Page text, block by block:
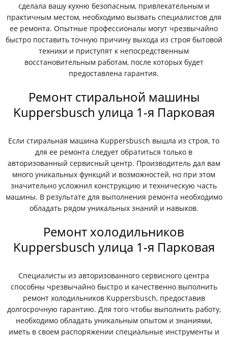
сделала вашу кухню безопасным, привлекательным и
практичным местом, необходимо вызвать специалистов для
ее ремонта. Опытные профессионалы могут чрезвычайно
быстро поставить точную причину выхода из строя бытовой
техники и приступят к непосредственным
восстановительным работам, после которых будет
предоставлена гарантия.
Ремонт стиральной машины
Kuppersbusch улица 1-я Парковая
Если стиральная машина Kuppersbusch вышла из строя, то
для ее ремонта следует обратиться только в
авторизованный сервисный центр. Производитель дал вам
много уникальных функций и возможностей, но при этом
значительно усложнил конструкцию и техническую часть
машины. В результате для выполнения ремонта необходимо
обладать рядом уникальных знаний и навыков.
Ремонт холодильников
Kuppersbusch улица 1-я Парковая
Специалисты из авторизованного сервисного центра
способны чрезвычайно быстро и качественно выполнить
ремонт холодильников Kuppersbusch, предоставив
долгосрочную гарантию. Для того чтобы выполнить работу,
необходимо обладать уникальным опытом и знаниями,
иметь в своем распоряжении специальные инструменты и